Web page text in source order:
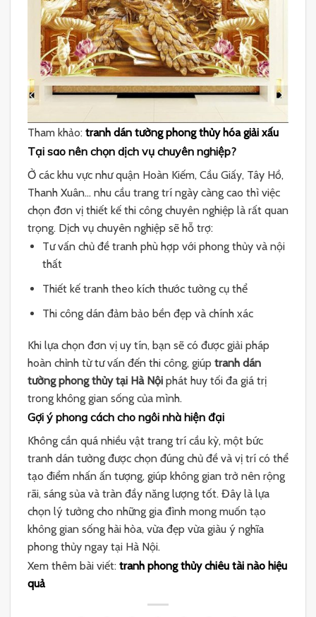
Tham khảo: tranh dán tường phong thủy hóa giải xấu
Tại sao nên chọn dịch vụ chuyên nghiệp?
Ở các khu vực như quận Hoàn Kiếm, Cầu Giấy, Tây Hồ,
Thanh Xuân… nhu cầu trang trí ngày càng cao thì việc
chọn đơn vị thiết kế thi công chuyên nghiệp là rất quan
trọng. Dịch vụ chuyên nghiệp sẽ hỗ trợ:
Tư vấn chủ đề tranh phù hợp với phong thủy và nội
thất
Thiết kế tranh theo kích thước tường cụ thể
Thi công dán đảm bảo bền đẹp và chính xác
Khi lựa chọn đơn vị uy tín, bạn sẽ có được giải pháp
hoàn chỉnh từ tư vấn đến thi công, giúp tranh dán
tường phong thủy tại Hà Nội phát huy tối đa giá trị
trong không gian sống của mình.
Gợi ý phong cách cho ngôi nhà hiện đại
Không cần quá nhiều vật trang trí cầu kỳ, một bức
tranh dán tường được chọn đúng chủ đề và vị trí có thể
tạo điểm nhấn ấn tượng, giúp không gian trở nên rộng
rãi, sáng sủa và tràn đầy năng lượng tốt. Đây là lựa
chọn lý tưởng cho những gia đình mong muốn tạo
không gian sống hài hòa, vừa đẹp vừa giàu ý nghĩa
phong thủy ngay tại Hà Nội.
Xem thêm bài viết: tranh phong thủy chiêu tài nào hiệu
quả